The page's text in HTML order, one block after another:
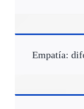
Empatía: